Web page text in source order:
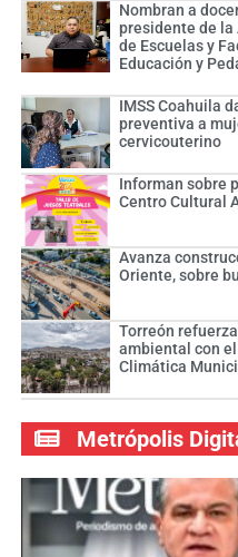
Nombran a
presidente de la
de Escuelas y
Educación y
IMSS Coahuila
preventiva a
cervicouterino
Informan sobre
Centro Cultural
Avanza
Oriente, sobre
Torreón
ambiental con
Climática
Metrópolis